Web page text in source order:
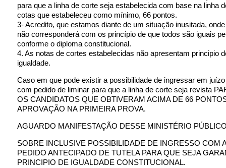
para que a linha de corte seja estabelecida com base na linha
cotas que estabeleceu como mínimo, 66 pontos.
3- Acredito, que estamos diante de um situação inusitada,
não corresponderá com os princípio de que todos são iguais
conforme o diploma constitucional.
4. As notas de cortes estabelecidas não apresentam principio
igualdade.
Caso em que pode existir a possibilidade de ingressar em
com pedido de liminar para que a linha de corte seja revista
OS CANDIDATOS QUE OBTIVERAM ACIMA DE 66
APROVAÇÃO NA PRIMEIRA PROVA.
AGUARDO MANIFESTAÇÃO DESSE MINISTÉRIO
SOBRE INCLUSIVE POSSIBILIDADE DE INGRESSO COM
PEDIDO ANTECIPADO DE TUTELA PARA QUE SEJA
PRINCIPIO DE IGUALDADE CONSTITUCIONAL.